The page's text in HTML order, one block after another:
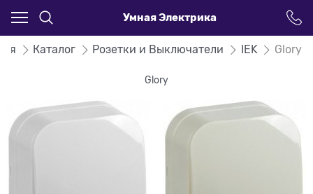
Умная Электрика
Каталог Розетки и Выключатели IEK Glory
Glory